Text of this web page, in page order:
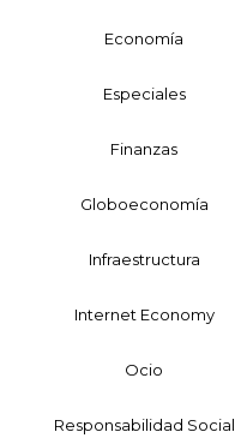
Economía
Especiales
Finanzas
Globoeconomía
Infraestructura
Internet Economy
Ocio
Responsabilidad Social